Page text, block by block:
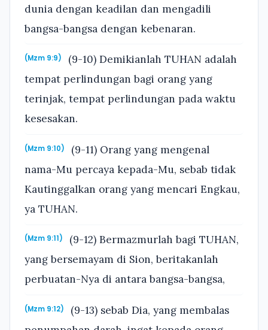
dunia dengan keadilan dan mengadili
bangsa-bangsa dengan kebenaran.
(Mzm 9:9)
(9-10) Demikianlah TUHAN adalah
tempat perlindungan bagi orang yang
terinjak, tempat perlindungan pada waktu
kesesakan.
(Mzm 9:10)
(9-11) Orang yang mengenal
nama-Mu percaya kepada-Mu, sebab tidak
Kautinggalkan orang yang mencari Engkau,
ya TUHAN.
(Mzm 9:11)
(9-12) Bermazmurlah bagi TUHAN,
yang bersemayam di Sion, beritakanlah
perbuatan-Nya di antara bangsa-bangsa,
(Mzm 9:12)
(9-13) sebab Dia, yang membalas